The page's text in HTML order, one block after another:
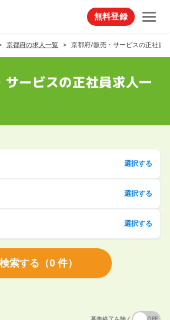
無料登録
京都府の求人一覧 京都府/販売・サービスの正社員
ービスの正社員求人一
選択する
選択する
選択する
検索する （0 件）